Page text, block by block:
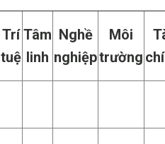
Trí
tuệ
Tâm
linh
Nghề
nghiệp
Môi
trường